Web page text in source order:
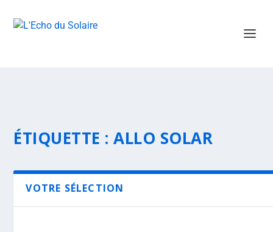
ÉTIQUETTE :ALLO SOLAR
VOTRE SÉLECTION